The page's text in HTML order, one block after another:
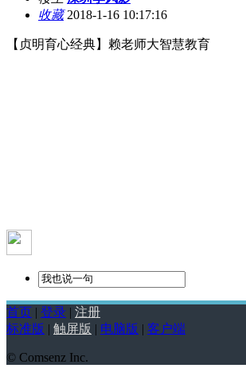
收藏2018-1-16 10:17:16
【贞明育心经典】赖老师大智慧教育
首页 | 登录 | 注册
标准版 | 触屏版 | 电脑版 | 客户端
© Comsenz Inc.